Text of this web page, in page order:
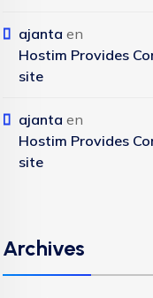
ajanta en
Hostim Provides
site
ajanta en
Hostim Provides
site
Archives